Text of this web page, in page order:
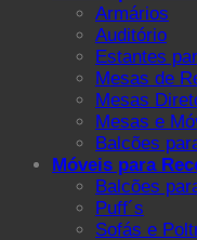
Armários
Auditório
Estantes
Mesas de
Mesas
Mesas e
Balcões
Móveis para
Balcões
Puff´s
Sofás e